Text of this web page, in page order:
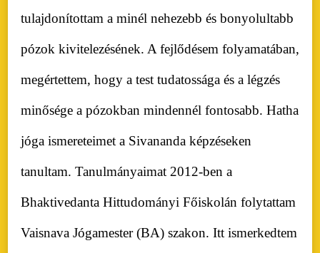
tulajdonítottam a minél nehezebb és bonyolultabb
pózok kivitelezésének. A fejlődésem folyamatában,
megértettem, hogy a test tudatossága és a légzés
minősége a pózokban mindennél fontosabb. Hatha
jóga ismereteimet a Sivananda képzéseken
tanultam. Tanulmányaimat 2012-ben a
Bhaktivedanta Hittudományi Főiskolán folytattam
Vaisnava Jógamester (BA) szakon. Itt ismerkedtem